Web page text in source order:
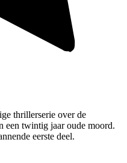
thrillerserie over de
een twintig jaar oude moord.
eerste deel.